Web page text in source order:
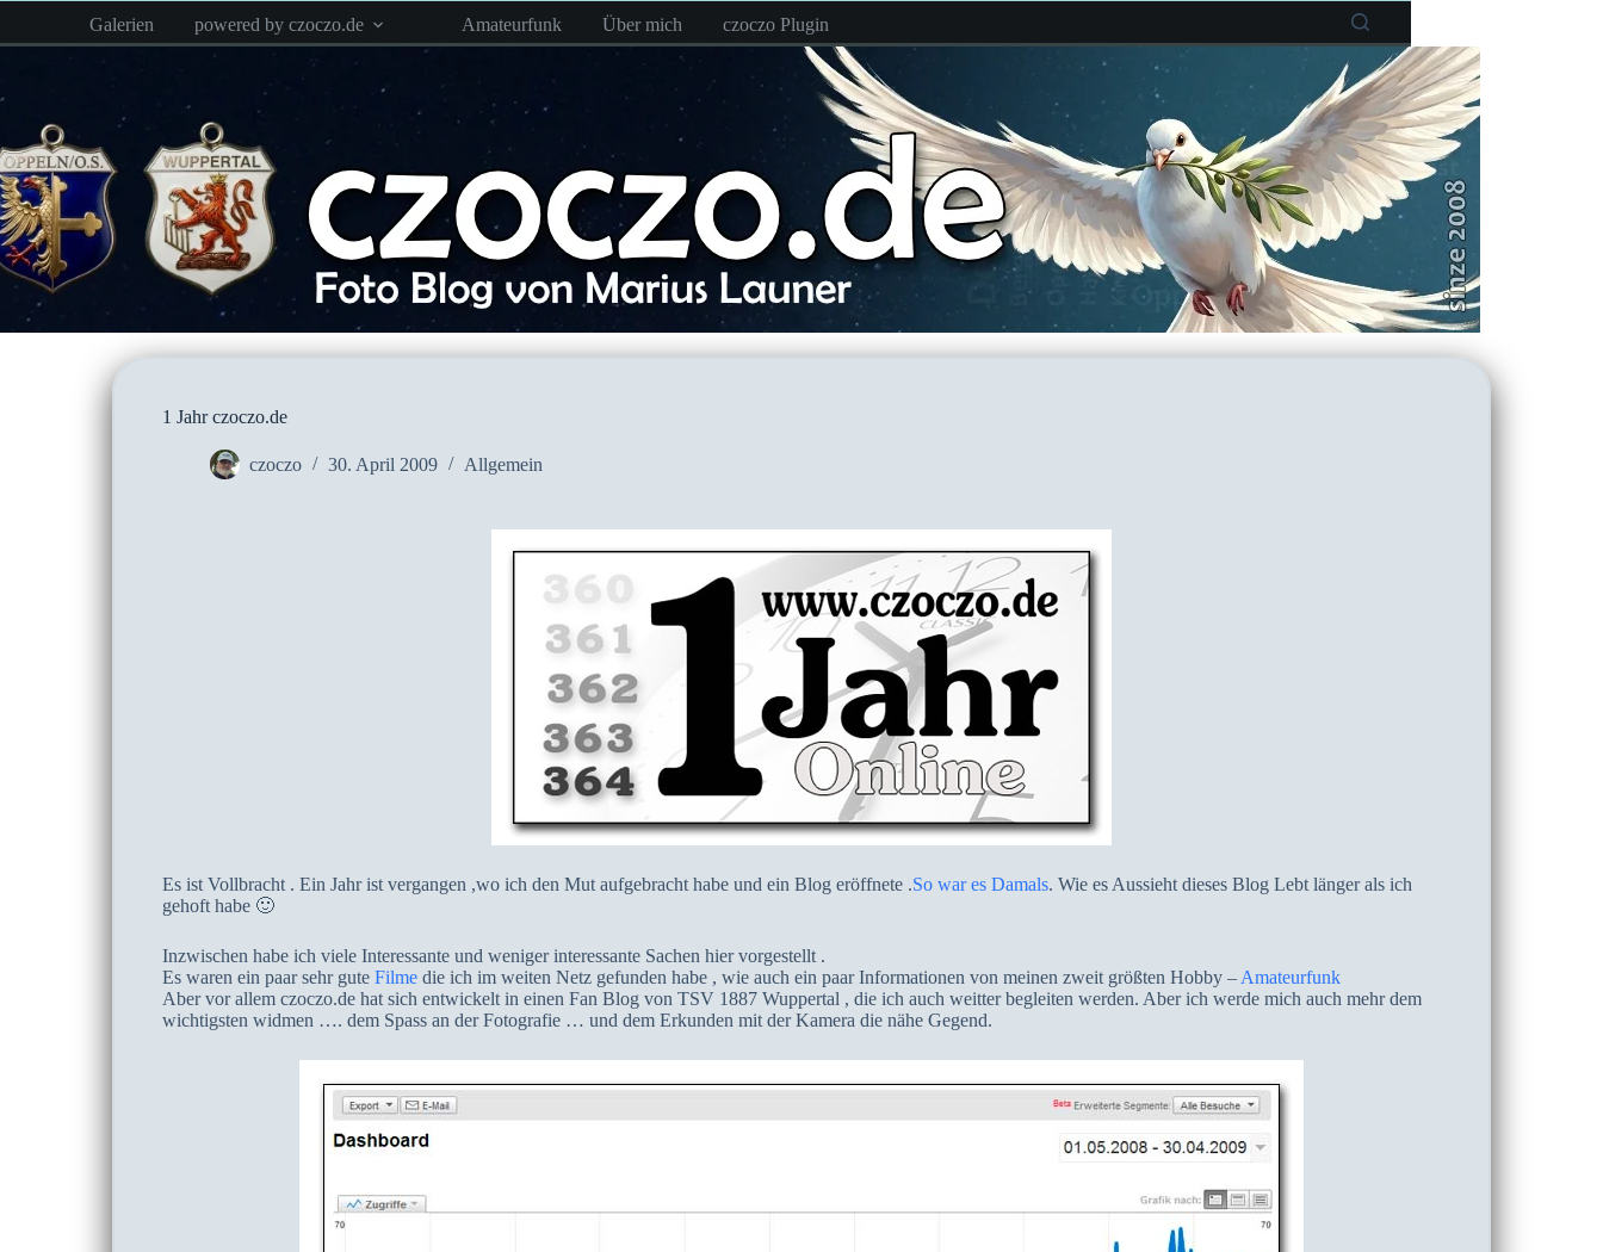
springen
Galerien powered by czoczo.de Amateurfunk Über mich czoczo Plugin
1 Jahr czoczo.de
czoczo 30. April 2009 Allgemein
Es ist Vollbracht . Ein Jahr ist vergangen ,wo ich den Mut aufgebracht habe und ein Blog eröffnete .So war es Damals. Wie es Aussieht dieses Blog Lebt länger als ich
gehoft habe 🙂
Inzwischen habe ich viele Interessante und weniger interessante Sachen hier vorgestellt .
Es waren ein paar sehr gute Filmedie ich im weiten Netz gefunden habe , wie auch ein paar Informationen von meinen zweit größten Hobby – Amateurfunk
Aber vor allem czoczo.de hat sich entwickelt in einen Fan Blog von TSV 1887 Wuppertal , die ich auch weitter begleiten werden. Aber ich werde mich auch mehr dem
wichtigsten widmen …. dem Spass an der Fotografie … und dem Erkunden mit der Kamera die nähe Gegend.